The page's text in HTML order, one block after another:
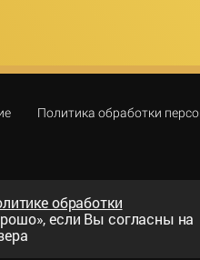
Политика обработки
обработки
если Вы согласны на